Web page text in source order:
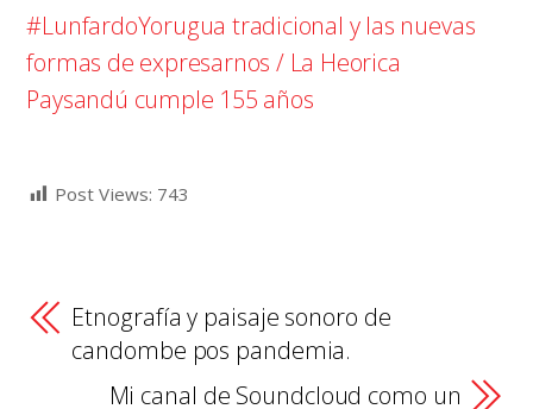
#LunfardoYorugua tradicional y las nuevas
formas de expresarnos / La Heorica
Paysandú cumple 155 años
Post Views: 743
Etnografía y paisaje sonoro de
candombe pos pandemia.
Mi canal de Soundcloud como un